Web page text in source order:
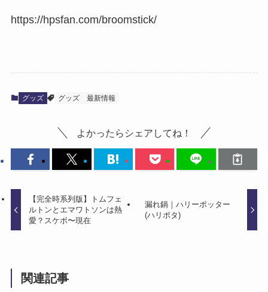
https://hpsfan.com/broomstick/
グッズ グッズ 最新情報
よかったらシェアしてね！
【完全時系列版】トムフェ
ルトンとエマワトソンは熱
愛？スケボ〜現在
漏れ鍋｜ハリーポッター
(ハリポタ)
関連記事